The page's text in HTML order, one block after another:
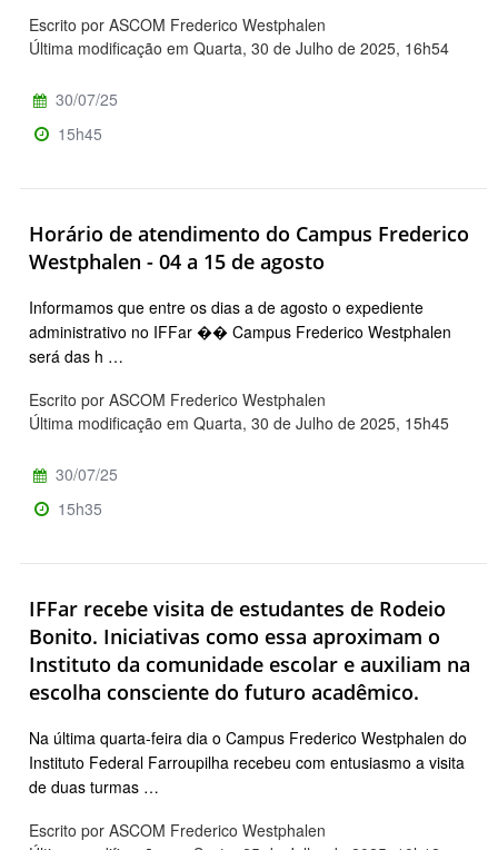
Escrito por ASCOM Frederico Westphalen
Última modificação em Quarta, 30 de Julho de 2025, 16h54
30/07/25
15h45
Horário de atendimento do Campus Frederico
Westphalen - 04 a 15 de agosto
Informamos que entre os dias a de agosto o expediente
administrativo no IFFar �� Campus Frederico Westphalen
será das h …
Escrito por ASCOM Frederico Westphalen
Última modificação em Quarta, 30 de Julho de 2025, 15h45
30/07/25
15h35
IFFar recebe visita de estudantes de Rodeio
Bonito. Iniciativas como essa aproximam o
Instituto da comunidade escolar e auxiliam na
escolha consciente do futuro acadêmico.
Na última quarta-feira dia o Campus Frederico Westphalen do
Instituto Federal Farroupilha recebeu com entusiasmo a visita
de duas turmas …
Escrito por ASCOM Frederico Westphalen